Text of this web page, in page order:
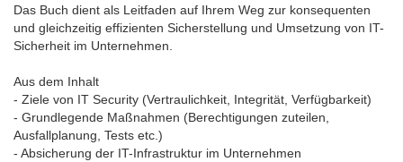
Das Buch dient als Leitfaden auf Ihrem Weg zur konsequenten
und gleichzeitig effizienten Sicherstellung und Umsetzung von IT-
Sicherheit im Unternehmen.
Aus dem Inhalt
- Ziele von IT Security (Vertraulichkeit, Integrität, Verfügbarkeit)
- Grundlegende Maßnahmen (Berechtigungen zuteilen,
Ausfallplanung, Tests etc.)
- Absicherung der IT-Infrastruktur im Unternehmen